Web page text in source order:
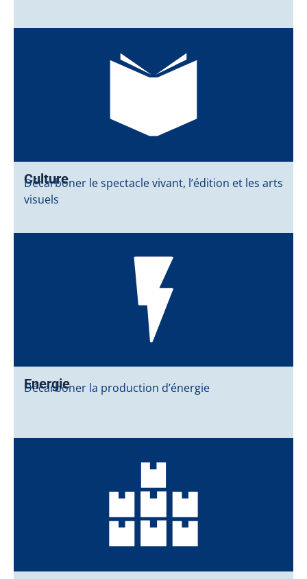
Culture
Décarboner le spectacle vivant, l’édition et les arts
visuels
Energie
Décarboner la production d’énergie